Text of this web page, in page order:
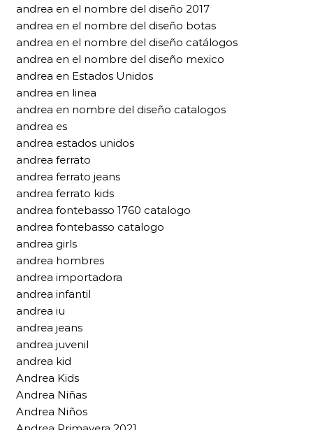
andrea en el nombre del diseño 2017
andrea en el nombre del diseño botas
andrea en el nombre del diseño catálogos
andrea en el nombre del diseño mexico
andrea en Estados Unidos
andrea en linea
andrea en nombre del diseño catalogos
andrea es
andrea estados unidos
andrea ferrato
andrea ferrato jeans
andrea ferrato kids
andrea fontebasso 1760 catalogo
andrea fontebasso catalogo
andrea girls
andrea hombres
andrea importadora
andrea infantil
andrea iu
andrea jeans
andrea juvenil
andrea kid
Andrea Kids
Andrea Niñas
Andrea Niños